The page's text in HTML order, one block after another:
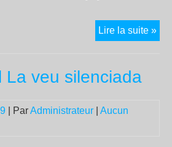
Lire la suite »
La veu silenciada
| ParAdministrateur
Aucun